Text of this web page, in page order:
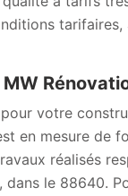
MW
votre
en mesure de
réalisés
le 88640.